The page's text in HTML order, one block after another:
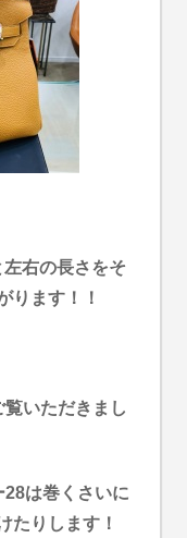
右の長さをそ
ります！！
いただきまし
は巻くさいに
たりします！